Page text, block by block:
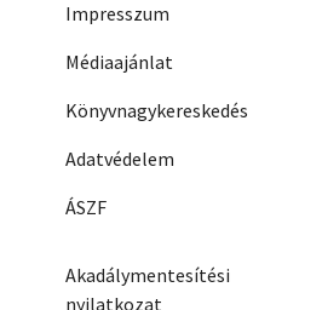
Impresszum
Médiaajánlat
Könyvnagykereskedés
Adatvédelem
ÁSZF
Akadálymentesítési
nyilatkozat